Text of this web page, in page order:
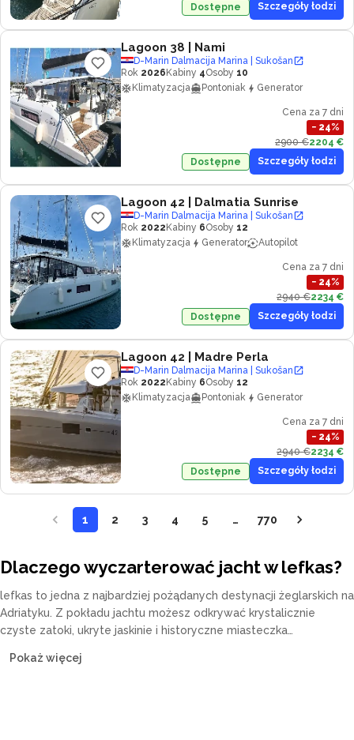
Dostępne
Szczegóły łodzi
Lagoon 38 | Nami
D-Marin Dalmacija Marina | Sukošan
Rok 2026 Kabiny 4Osoby 10
Klimatyzacja
Pontoniak Generator
Cena za 7 dni
− 24%
2900 €2204 €
Dostępne
Szczegóły łodzi
Lagoon 42 | Dalmatia Sunrise
D-Marin Dalmacija Marina | Sukošan
Rok 2022 Kabiny 6Osoby 12
Klimatyzacja
Generator Autopilot
Cena za 7 dni
− 24%
2940 €2234 €
Dostępne
Szczegóły łodzi
Lagoon 42 | Madre Perla
D-Marin Dalmacija Marina | Sukošan
Rok 2022 Kabiny 6Osoby 12
Klimatyzacja
Pontoniak Generator
Cena za 7 dni
− 24%
2940 €2234 €
Dostępne
Szczegóły łodzi
1 2 3 4 5 … 770
Dlaczego wyczarterować jacht w lefkas?
lefkas to jedna z najbardziej pożądanych destynacji żeglarskich na
Adriatyku. Z pokładu jachtu możesz odkrywać krystalicznie
czyste zatoki, ukryte jaskinie i historyczne miasteczka
katamarany, jachty żaglowe, jachty motorowe i guletty — z
Pokaż więcej